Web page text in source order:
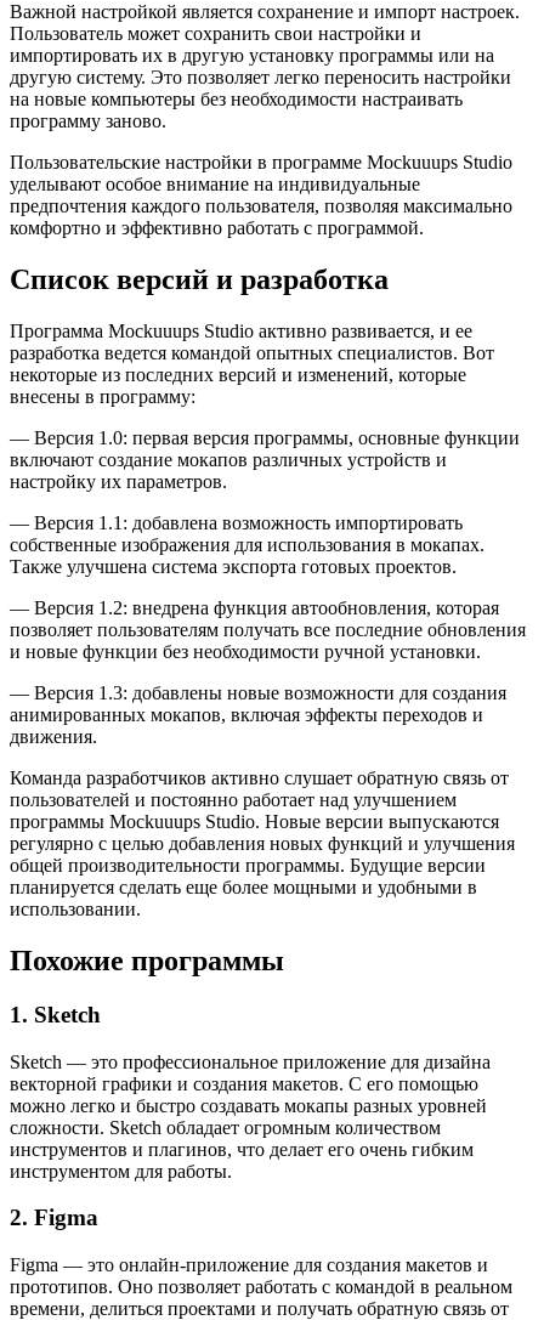
Важной настройкой является сохранение и импорт настроек.
Пользователь может сохранить свои настройки и
импортировать их в другую установку программы или на
другую систему. Это позволяет легко переносить настройки
на новые компьютеры без необходимости настраивать
программу заново.
Пользовательские настройки в программе Mockuuups Studio
уделывают особое внимание на индивидуальные
предпочтения каждого пользователя, позволяя максимально
комфортно и эффективно работать с программой.
Список версий и разработка
Программа Mockuuups Studio активно развивается, и ее
разработка ведется командой опытных специалистов. Вот
некоторые из последних версий и изменений, которые
внесены в программу:
— Версия 1.0: первая версия программы, основные функции
включают создание мокапов различных устройств и
настройку их параметров.
— Версия 1.1: добавлена возможность импортировать
собственные изображения для использования в мокапах.
Также улучшена система экспорта готовых проектов.
— Версия 1.2: внедрена функция автообновления, которая
позволяет пользователям получать все последние обновления
и новые функции без необходимости ручной установки.
— Версия 1.3: добавлены новые возможности для создания
анимированных мокапов, включая эффекты переходов и
движения.
Команда разработчиков активно слушает обратную связь от
пользователей и постоянно работает над улучшением
программы Mockuuups Studio. Новые версии выпускаются
регулярно с целью добавления новых функций и улучшения
общей производительности программы. Будущие версии
планируется сделать еще более мощными и удобными в
использовании.
Похожие программы
1. Sketch
Sketch — это профессиональное приложение для дизайна
векторной графики и создания макетов. С его помощью
можно легко и быстро создавать мокапы разных уровней
сложности. Sketch обладает огромным количеством
инструментов и плагинов, что делает его очень гибким
инструментом для работы.
2. Figma
Figma — это онлайн-приложение для создания макетов и
прототипов. Оно позволяет работать с командой в реальном
времени, делиться проектами и получать обратную связь от